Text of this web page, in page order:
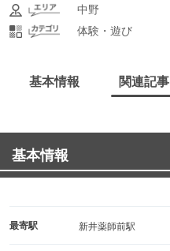
中野
体験・遊び
基本情報 関連記事
基本情報
最寄駅 新井薬師前駅